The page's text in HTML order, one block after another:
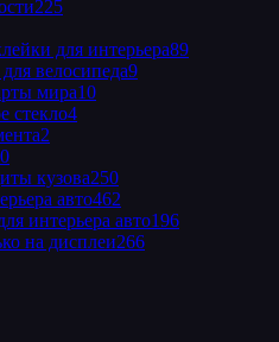
225
для интерьера89
велосипеда9
мира10
стекло4
2
кузова250
авто462
интерьера авто196
на дисплеи266